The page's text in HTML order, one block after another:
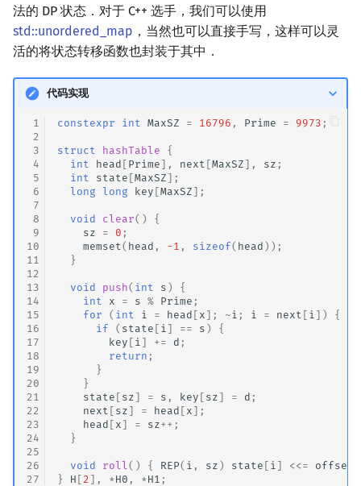
法的 DP 状态．对于 C++ 选手，我们可以使用
std::unordered_map ，当然也可以直接手写，这样可以灵
活的将状态转移函数也封装于其中．
代码实现
1
2
3
4
5
6
7
8
9
10
11
12
13
14
15
16
17
18
19
20
21
22
23
24
25
26
27
constexpr int MaxSZ = 16796 , Prime = 9973 ;
struct hashTable
{
int
head [ Prime ], next [MaxSZ ], sz ;
int
state [MaxSZ ];
long
long key [MaxSZ ];
void clear()
{
sz
= 0 ;
memset ( head , -1 , sizeof( head ));
}
void push( int s )
{
int
x = s % Prime ;
for
( int i = head [ x ]; ~i ; i = next [ i ])
{
if
( state [ i ] == s )
{
key [ i ] += d ;
return ;
}
}
state [ sz ] = s , key [ sz ] = d ;
next [ sz ] = head [ x ];
head [ x ] = sz++ ;
}
void roll () { REP( i , sz ) state [ i ] <<= offset
}
H [ 2 ], * H0 , * H1 ;